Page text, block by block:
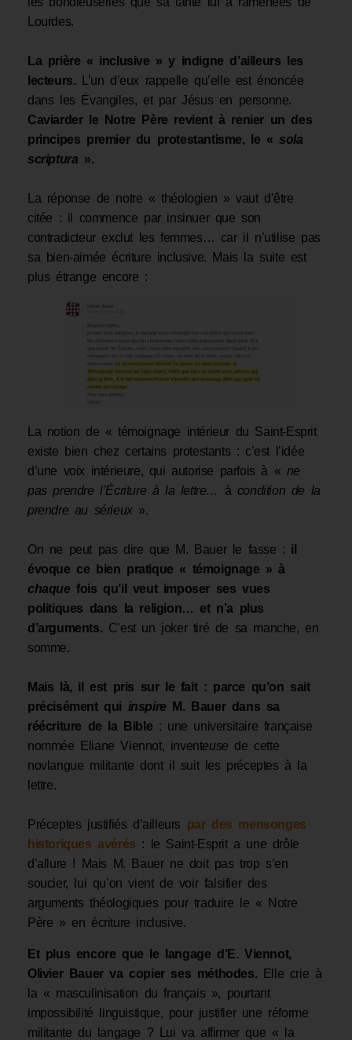
Lourdes.
La prière « inclusive » y indigne d’ailleurs les
lecteurs. L’un d’eux rappelle qu’elle est énoncée
dans les Évangiles, et par Jésus en personne.
Caviarder le Notre Père revient à renier un des
principes premier du protestantisme, le « sola
scriptura ».
La réponse de notre « théologien » vaut d’être
citée : il commence par insinuer que son
contradicteur exclut les femmes… car il n’utilise pas
sa bien-aimée écriture inclusive. Mais la suite est
plus étrange encore :
La notion de « témoignage intérieur du Saint-Esprit
existe bien chez certains protestants : c’est l’idée
d’une voix intérieure, qui autorise parfois à « ne
pas prendre l’Écriture à la lettre…
à condition de la
prendre au sérieux».
On ne peut pas dire que M. Bauer le fasse : il
évoque ce bien pratique « témoignage » à
chaque fois qu’il veut imposer ses vues
politiques dans la religion… et n’a plus
d’arguments. C’est un joker tiré de sa manche, en
somme.
Mais là, il est pris sur le fait : parce qu’on sait
précisément qui inspire M. Bauer dans sa
réécriture de la Bible : une universitaire française
nommée Eliane Viennot, inventeuse de cette
novlangue militante dont il suit les préceptes à la
lettre.
Préceptes justifiés d’ailleurs par des mensonges
historiques avérés : le Saint-Esprit a une drôle
d’allure ! Mais M. Bauer ne doit pas trop s’en
soucier, lui qu’on vient de voir falsifier des
arguments théologiques pour traduire le « Notre
Père » en écriture inclusive.
Et plus encore que le langage d’E. Viennot,
Olivier Bauer va copier ses méthodes. Elle crie à
la « masculinisation du français », pourtant
impossibilité linguistique, pour justifier une réforme
militante du langage ? Lui va affirmer que « la